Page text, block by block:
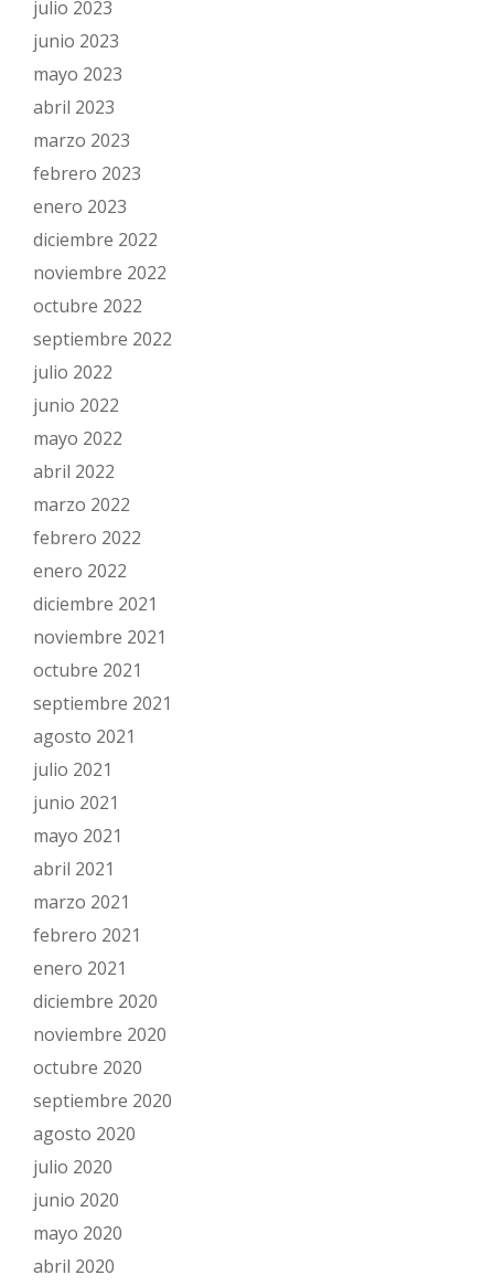
julio 2023
junio 2023
mayo 2023
abril 2023
marzo 2023
febrero 2023
enero 2023
diciembre 2022
noviembre 2022
octubre 2022
septiembre 2022
julio 2022
junio 2022
mayo 2022
abril 2022
marzo 2022
febrero 2022
enero 2022
diciembre 2021
noviembre 2021
octubre 2021
septiembre 2021
agosto 2021
julio 2021
junio 2021
mayo 2021
abril 2021
marzo 2021
febrero 2021
enero 2021
diciembre 2020
noviembre 2020
octubre 2020
septiembre 2020
agosto 2020
julio 2020
junio 2020
mayo 2020
abril 2020